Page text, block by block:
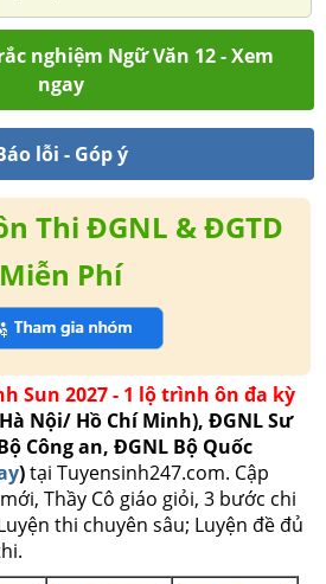
nghiệm Ngữ Văn 12 - Xem
ngay
lỗi - Góp ý
Thi ĐGNL & ĐGTD
Miễn Phí
Sun 2027 - 1 lộ trình ôn đa kỳ
Nội/ Hồ Chí Minh), ĐGNL Sư
Công an, ĐGNL Bộ Quốc
)tại Tuyensinh247.com. Cập
Thầy Cô giáo giỏi, 3 bước chi
thi chuyên sâu; Luyện đề đủ